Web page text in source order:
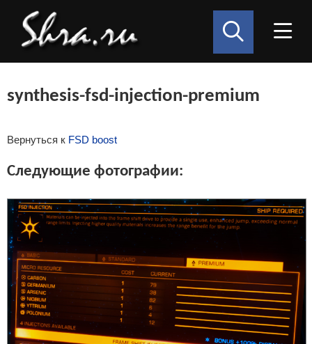
synthesis-fsd-injection-premium
Вернуться к FSD boost
Следующие фотографии: